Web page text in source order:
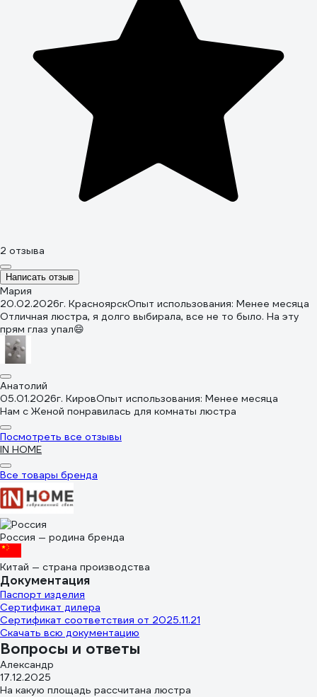
2 отзыва
Написать отзыв
Мария
20.02.2026г. КрасноярскОпыт использования: Менее месяца
Отличная люстра, я долго выбирала, все не то было. На эту
прям глаз упал😄
Анатолий
05.01.2026г. КировОпыт использования: Менее месяца
Нам с Женой понравилась для комнаты люстра
Посмотреть все отзывы
IN HOME
Все товары бренда
Россия — родина бренда
Китай — страна производства
Документация
Паспорт изделия
Сертификат дилера
Сертификат соответствия от 2025.11.21
Скачать всю документацию
Вопросы и ответы
Александр
17.12.2025
На какую площадь рассчитана люстра